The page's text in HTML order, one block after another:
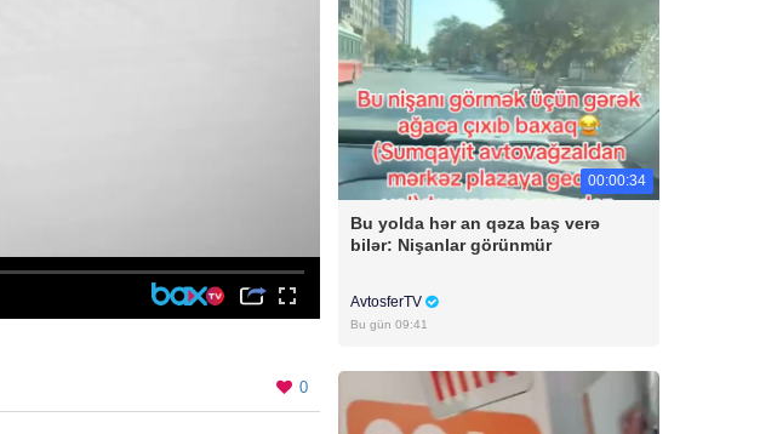
0
00:00:34
Bu yolda hər an qəza baş verə
bilər: Nişanlar görünmür
AvtosferTV
Bu gün 09:41